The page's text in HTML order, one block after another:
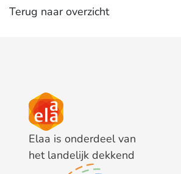
Terug naar overzicht
Elaa is onderdeel van
het landelijk dekkend